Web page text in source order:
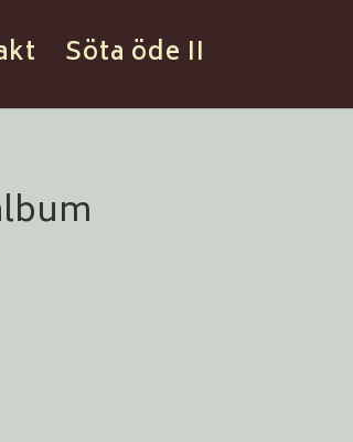
Söta öde II